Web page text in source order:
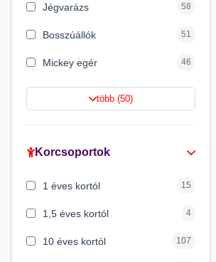
Jégvarázs 58
Bosszúállók 51
Mickey egér 46
Lilo és Stitch 43
Gabi babaháza
több (50)
Korcsoportok
1 éves kortól 15
1,5 éves kortól 4
10 éves kortól 107